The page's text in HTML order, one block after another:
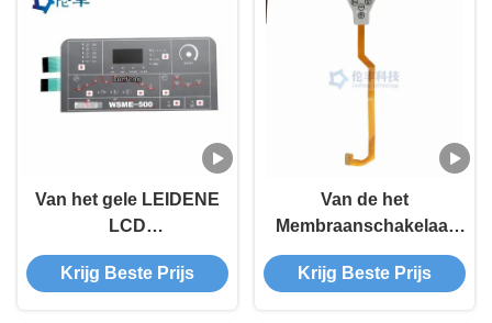
Van het gele LEIDENE
LCD
Membraantoetsenbord
het Metaal overkoepelt
Krijg Beste Prijs
Van de het
Membraanschakelaar
van kringsfpc Groene
LEIDEN UVdeklaag
Krijg Beste Prijs